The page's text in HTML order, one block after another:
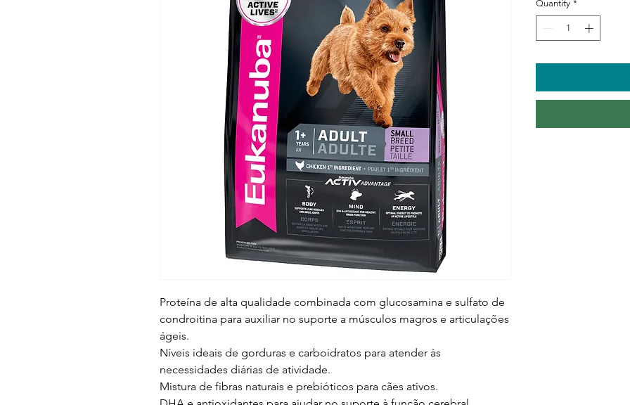
Proteína de alta qualidade combinada com glucosamina e sulfato de
condroitina para auxiliar no suporte a músculos magros e articulações
ágeis.
Níveis ideais de gorduras e carboidratos para atender às
necessidades diárias de atividade.
Mistura de fibras naturais e prebióticos para cães ativos.
Quantity *